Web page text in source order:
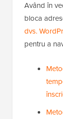
Având în
bloca
dvs.
pentru a